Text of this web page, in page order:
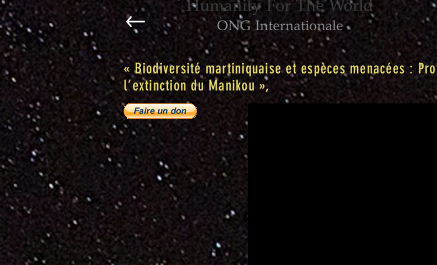
« Biodiversité martiniquaise et espèces menacées :
l’extinction du Manikou »,